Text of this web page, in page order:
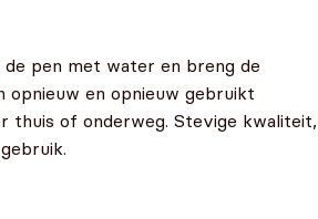
pen met water en breng de
opnieuw en opnieuw gebruikt
thuis of onderweg. Stevige kwaliteit,